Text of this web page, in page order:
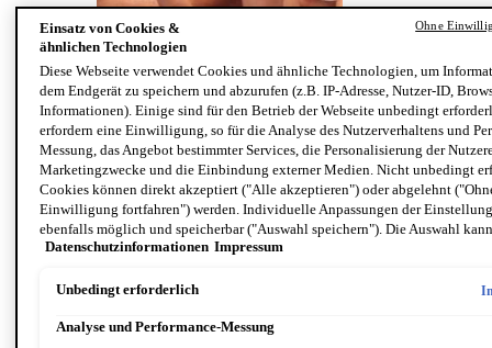
Make-up Tutorial: In drei Schritten zum perfekten
Einsatz von Cookies &
ähnlichen Technologien
Diese Webseite verwendet Cookies und ähnliche Technologien, um
dem Endgerät zu speichern und abzurufen (z.B. IP-Adresse, Nutzer-ID,
Informationen). Einige sind für den Betrieb der Webseite unbedingt
erfordern eine Einwilligung, so für die Analyse des Nutzerverhaltens und
Messung, das Angebot bestimmter Services, die Personalisierung der
Marketingzwecke und die Einbindung externer Medien. Nicht unbedingt
Cookies können direkt akzeptiert ("Alle akzeptieren") oder abgelehnt
Einwilligung fortfahren") werden. Individuelle Anpassungen der
ebenfalls möglich und speicherbar ("Auswahl speichern"). Die Auswahl
unter dem Link "Cookie-Einstellungen" angepasst werden. Für weitere
Datenschutzinformationen Impressum
Unbedingt erforderlich
Analyse und Performance-Messung
Ohne